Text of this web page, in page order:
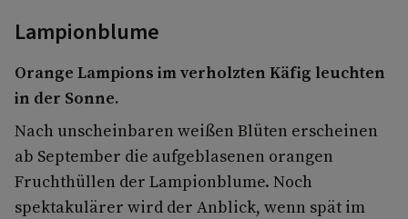
Lampionblume
Orange Lampions im verholzten Käfig leuchten
in der Sonne.
Nach unscheinbaren weißen Blüten erscheinen
ab September die aufgeblasenen orangen
Fruchthüllen der Lampionblume. Noch
spektakulärer wird der Anblick, wenn spät im